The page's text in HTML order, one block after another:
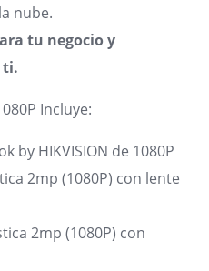
nube.
tu negocio y
ti.
Incluye:
by HIKVISION de 1080P
2mp (1080P) con lente
2mp (1080P) con